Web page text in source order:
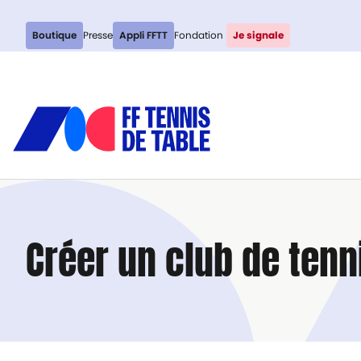
Boutique Presse Appli FFTT Fondation Je signale
Créer un club de